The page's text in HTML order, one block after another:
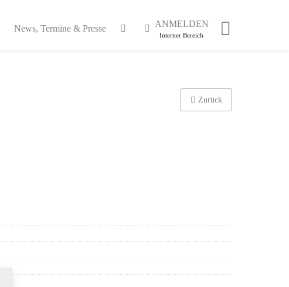
News, Termine & Presse ANMELDEN
Interner Bereich
Zurück